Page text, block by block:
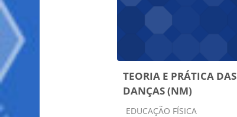
TEORIA E PRÁTICA DAS
DANÇAS (NM)
Categoria do curso
EDUCAÇÃO FÍSICA